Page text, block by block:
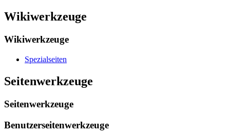
Wikiwerkzeuge
Wikiwerkzeuge
Spezialseiten
Seitenwerkzeuge
Seitenwerkzeuge
Benutzerseitenwerkzeuge